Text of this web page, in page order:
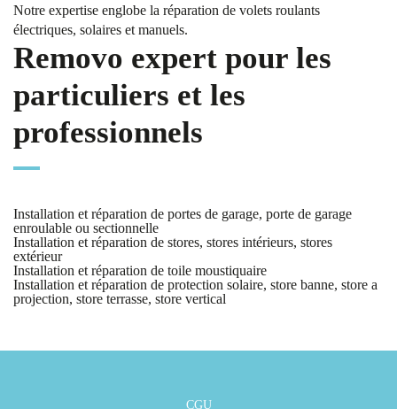
Notre expertise englobe la réparation de volets roulants
électriques, solaires et manuels.
Removo expert pour les
particuliers et les
professionnels
Installation et réparation de portes de garage, porte de garage
enroulable ou sectionnelle
Installation et réparation de stores, stores intérieurs, stores
extérieur
Installation et réparation de toile moustiquaire
Installation et réparation de protection solaire, store banne, store a
projection, store terrasse, store vertical
CGU